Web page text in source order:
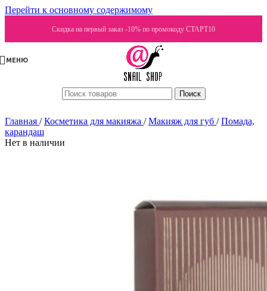
Перейти к основному содержимому
Скидка на первый заказ -10% по промокоду СТАРТ10
МЕНЮ
Поиск
Главная / Косметика для макияжа / Макияж для губ / Помада,
карандаш
Нет в наличии